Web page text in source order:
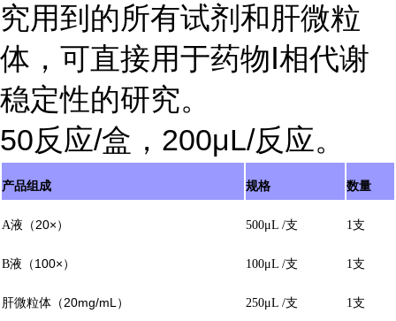
究用到的所有试剂和肝微粒
体，可直接用于药物Ⅰ相代谢
稳定性的研究。
50反应/盒， 200μL/反应。
产品组成 规格 数量
A液（20×） 500μL /支 1支
B液（100×） 100μL /支 1支
肝微粒体（ 20mg/mL ） 250μL /支 1支